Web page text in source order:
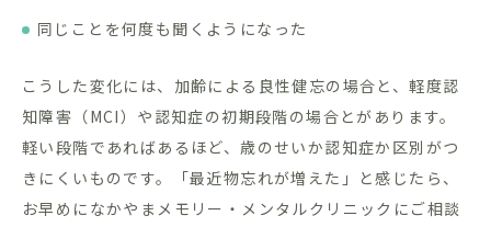
同じことを何度も聞くようになった
こうした変化には、加齢による良性健忘の場合と、軽度認
知障害（MCI）や認知症の初期段階の場合とがあります。
軽い段階であればあるほど、歳のせいか認知症か区別がつ
きにくいものです。「最近物忘れが増えた」と感じたら、
お早めになかやまメモリー・メンタルクリニックにご相談